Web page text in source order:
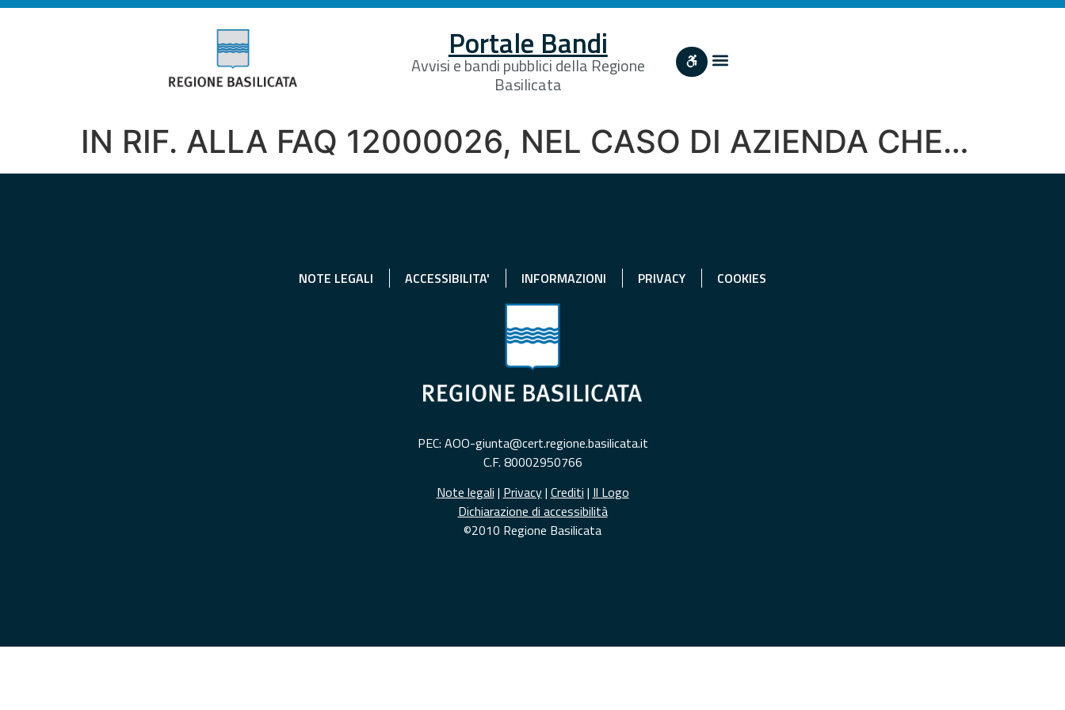
Portale Bandi
Avvisi e bandi pubblici della Regione
Basilicata
IN RIF. ALLA FAQ 12000026, NEL CASO DI AZIENDA CHE…
NOTE LEGALI ACCESSIBILITA' INFORMAZIONI PRIVACY COOKIES
PEC: AOO-giunta@cert.regione.basilicata.it
C.F. 80002950766
Note legali | Privacy| Crediti | Il Logo
Dichiarazione di accessibilità
©2010 Regione Basilicata